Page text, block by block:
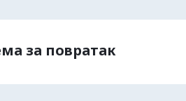
за повратак